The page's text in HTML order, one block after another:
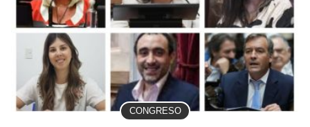
CONGRESO